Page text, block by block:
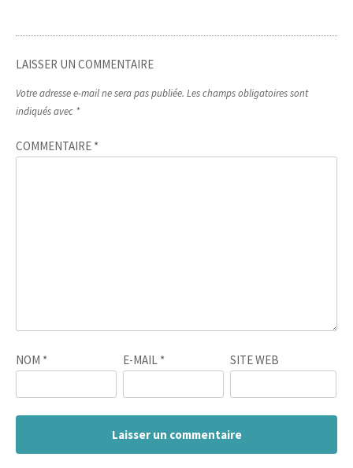
LAISSER UN COMMENTAIRE
Votre adresse e-mail ne sera pas publiée. Les champs obligatoires sont
indiqués avec *
COMMENTAIRE *
NOM * E-MAIL * SITE WEB